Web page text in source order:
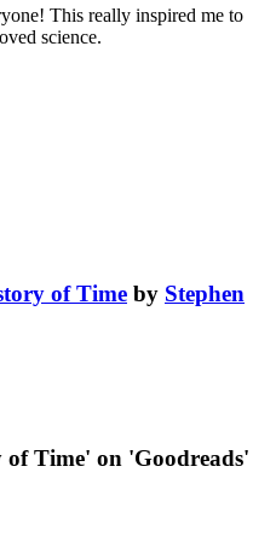
This really inspired me to
science.
of Time by Stephen
Time' on 'Goodreads'